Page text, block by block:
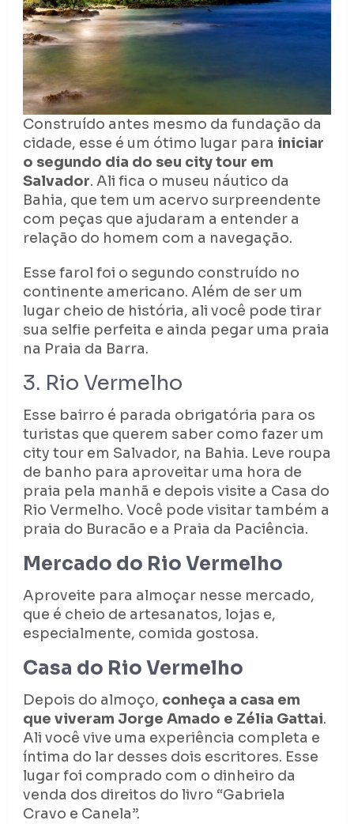
Construído antes mesmo da fundação da
cidade, esse é um ótimo lugar para iniciar
o segundo dia do seu city tour em
Salvador. Ali fica o museu náutico da
Bahia, que tem um acervo surpreendente
com peças que ajudaram a entender a
relação do homem com a navegação.
Esse farol foi o segundo construído no
continente americano. Além de ser um
lugar cheio de história, ali você pode tirar
sua selfie perfeita e ainda pegar uma praia
na Praia da Barra.
3. Rio Vermelho
Esse bairro é parada obrigatória para os
turistas que querem saber como fazer um
city tour em Salvador, na Bahia. Leve roupa
de banho para aproveitar uma hora de
praia pela manhã e depois visite a Casa do
Rio Vermelho. Você pode visitar também a
praia do Buracão e a Praia da Paciência.
Mercado do Rio Vermelho
Aproveite para almoçar nesse mercado,
que é cheio de artesanatos, lojas e,
especialmente, comida gostosa.
Casa do Rio Vermelho
Depois do almoço, conheça a casa em
que viveram Jorge Amado e Zélia Gattai.
Ali você vive uma experiência completa e
íntima do lar desses dois escritores. Esse
lugar foi comprado com o dinheiro da
venda dos direitos do livro “Gabriela
Cravo e Canela”.